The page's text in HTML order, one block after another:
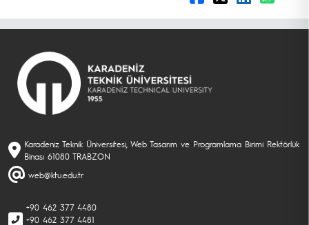
Karadeniz Teknik Üniversitesi, Web Tasarım ve Programlama Birimi Rektörlük
Binası 61080 TRABZON
web@ktu.edu.tr
+90 462 377 4480
+90 462 377 4481